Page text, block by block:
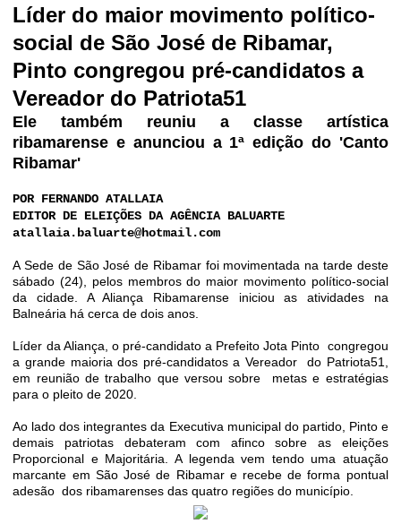
Líder do maior movimento político-
social de São José de Ribamar,
Pinto congregou pré-candidatos a
Vereador do Patriota51
Ele também reuniu a classe artística
ribamarense e anunciou a 1ª edição do 'Canto
Ribamar'
POR FERNANDO ATALLAIA
EDITOR DE ELEIÇÕES DA AGÊNCIA BALUARTE
atallaia.baluarte@hotmail.com
A Sede de São José de Ribamar foi movimentada na tarde deste
sábado (24), pelos membros do maior movimento político-social
da cidade. A Aliança Ribamarense iniciou as atividades na
Balneária há cerca de dois anos.
Líder da Aliança, o pré-candidato a Prefeito Jota Pinto congregou
a grande maioria dos pré-candidatos a Vereador
do Patriota51,
em reunião de trabalho que versou sobre
metas e estratégias
para o pleito de 2020.
Ao lado dos integrantes da Executiva municipal do partido, Pinto e
demais patriotas debateram com afinco sobre as eleições
Proporcional e Majoritária. A legenda vem tendo uma atuação
marcante em São José de Ribamar e recebe de forma pontual
adesão dos ribamarenses das quatro regiões do município.